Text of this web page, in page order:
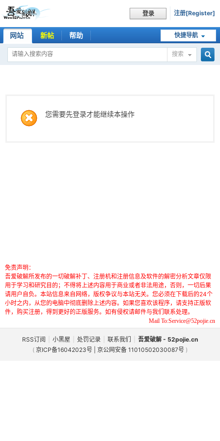
登录 注册[Register]
快捷导航
网站 新帖 帮助
搜索
您需要先登录才能继续本操作
免责声明：
吾爱破解所发布的一切破解补丁、注册机和注册信息及软件的解密分析文章仅限
用于学习和研究目的；不得将上述内容用于商业或者非法用途，否则，一切后果
请用户自负。本站信息来自网络，版权争议与本站无关。您必须在下载后的24个
小时之内，从您的电脑中彻底删除上述内容。如果您喜欢该程序，请支持正版软
件，购买注册，得到更好的正版服务。如有侵权请邮件与我们联系处理。
Mail To:Service@52pojie.cn
RSS订阅 小黑屋 处罚记录 联系我们
吾爱破解 - 52pojie.cn
( 京ICP备16042023号 | 京公网安备 11010502030087号 )